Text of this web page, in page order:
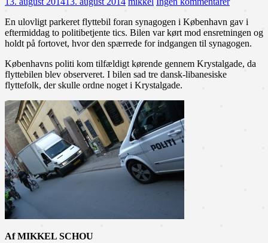
En ulovligt parkeret flyttebil foran synagogen i København gav i
eftermiddag to politibetjente tics. Bilen var kørt mod ensretningen og
holdt på fortovet, hvor den spærrede for indgangen til synagogen.
Københavns politi kom tilfældigt kørende gennem Krystalgade, da
flyttebilen blev observeret. I bilen sad tre dansk-libanesiske
flyttefolk, der skulle ordne noget i Krystalgade.
Af MIKKEL SCHOU